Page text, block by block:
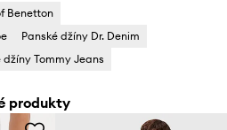
Benetton
Panské džíny Dr. Denim
džíny Tommy Jeans
produkty